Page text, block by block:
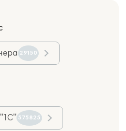
29150
575825